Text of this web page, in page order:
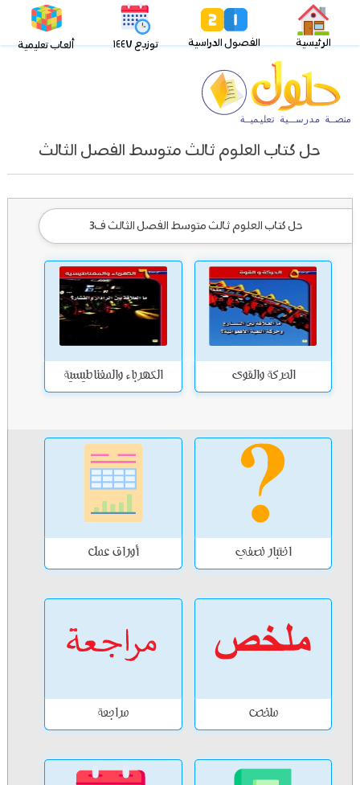
الرئيسية الفصول الدراسية توزيع ١٤٤٧ ألعاب تعليمية
حل كتاب العلوم ثالث متوسط الفصل الثالث
حل كتاب العلوم ثالث متوسط الفصل الثالث ف3
الحركة والقوى الكهرباء والمغناطيسية
اختبار نصفي أوراق عمل
ملخص مراجعة